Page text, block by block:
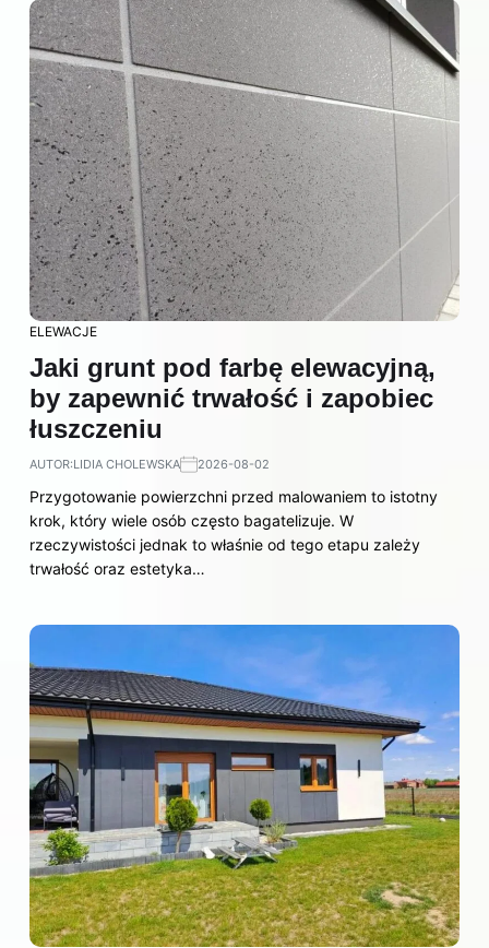
ELEWACJE
Jaki grunt pod farbę elewacyjną,
by zapewnić trwałość i zapobiec
łuszczeniu
AUTOR:LIDIA CHOLEWSKA 2026-08-02
Przygotowanie powierzchni przed malowaniem to istotny
krok, który wiele osób często bagatelizuje. W
rzeczywistości jednak to właśnie od tego etapu zależy
trwałość oraz estetyka…